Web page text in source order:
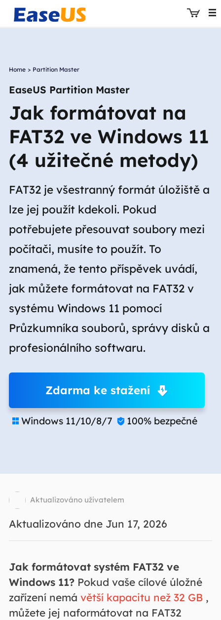
Home > Partition Master
EaseUS Partition Master
Jak formátovat na
FAT32 ve Windows 11
(4 užitečné metody)
FAT32 je všestranný formát úložiště a
lze jej použít kdekoli. Pokud
potřebujete přesouvat soubory mezi
počítači, musíte to použít. To
znamená, že tento příspěvek uvádí,
jak můžete formátovat na FAT32 v
systému Windows 11 pomocí
Průzkumníka souborů, správy disků a
profesionálního softwaru.
Zdarma ke stažení
 Windows 11/10/8/7  100% bezpečné
Aktualizováno uživatelem
Aktualizováno dne Jun 17, 2026
Jak formátovat systém FAT32 ve
Windows 11?Pokud vaše cílové úložné
zařízení nemá větší kapacitu než 32 GB,
můžete jej naformátovat na FAT32